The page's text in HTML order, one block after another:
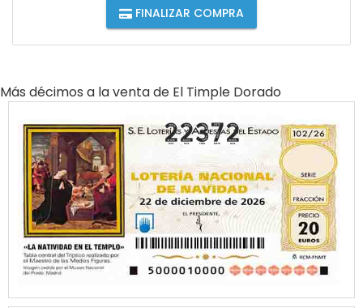
FINALIZAR COMPRA
Más décimos a la venta de El Timple Dorado
22372